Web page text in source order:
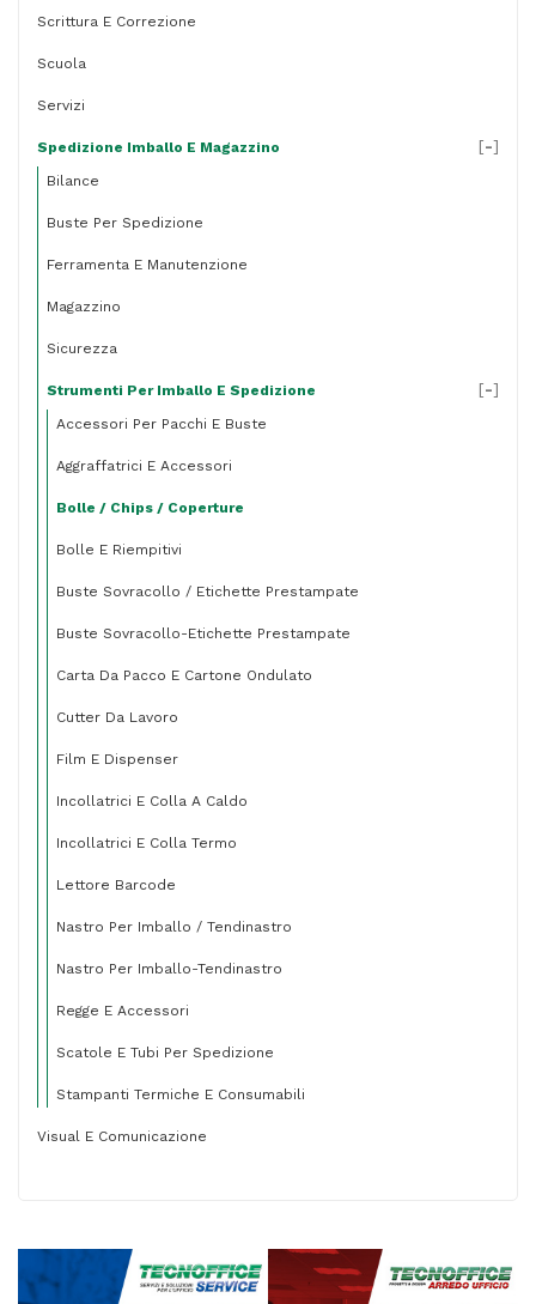
Scrittura E Correzione
Scuola
Servizi
Spedizione Imballo E Magazzino
Bilance
Buste Per Spedizione
Ferramenta E Manutenzione
Magazzino
Sicurezza
Strumenti Per Imballo E Spedizione
Accessori Per Pacchi E Buste
Aggraffatrici E Accessori
Bolle / Chips / Coperture
Bolle E Riempitivi
Buste Sovracollo / Etichette Prestampate
Buste Sovracollo-Etichette Prestampate
Carta Da Pacco E Cartone Ondulato
Cutter Da Lavoro
Film E Dispenser
Incollatrici E Colla A Caldo
Incollatrici E Colla Termo
Lettore Barcode
Nastro Per Imballo / Tendinastro
Nastro Per Imballo-Tendinastro
Regge E Accessori
Scatole E Tubi Per Spedizione
Stampanti Termiche E Consumabili
[-]
[-]
Visual E Comunicazione